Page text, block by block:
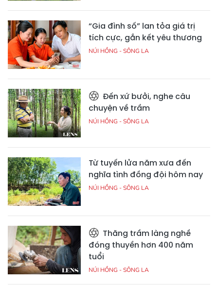
“Gia đình số” lan tỏa giá trị
tích cực, gắn kết yêu thương
NÚI HỒNG - SÔNG LA
Đến xứ bưởi, nghe câu
chuyện về trầm
NÚI HỒNG - SÔNG LA
Từ tuyến lửa năm xưa đến
nghĩa tình đồng đội hôm nay
NÚI HỒNG - SÔNG LA
Thăng trầm làng nghề
đóng thuyền hơn 400 năm
tuổi
NÚI HỒNG - SÔNG LA